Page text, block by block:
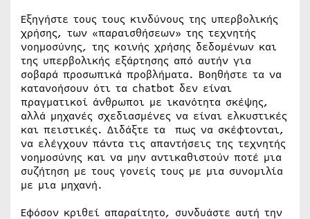
Εξηγήστε τους τους κινδύνους της υπερβολικής
χρήσης, των «παραισθήσεων» της τεχνητής
νοημοσύνης, της κοινής χρήσης δεδομένων και
της υπερβολικής εξάρτησης από αυτήν για
σοβαρά προσωπικά προβλήματα. Βοηθήστε τα να
κατανοήσουν ότι τα chatbot δεν είναι
πραγματικοί άνθρωποι με ικανότητα σκέψης,
αλλά μηχανές σχεδιασμένες να είναι ελκυστικές
και πειστικές. Διδάξτε τα πως να σκέφτονται,
να ελέγχουν πάντα τις απαντήσεις της τεχνητής
νοημοσύνης και να μην αντικαθιστούν ποτέ μια
συζήτηση με τους γονείς τους με μια συνομιλία
με μια μηχανή.
Εφόσον κριθεί απαραίτητο, συνδυάστε αυτή την